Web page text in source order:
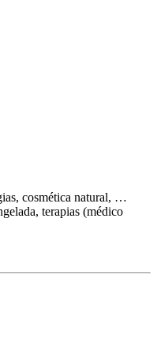
cosmética natural, …
terapias (médico